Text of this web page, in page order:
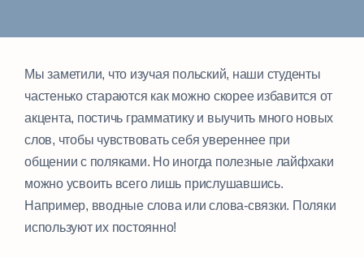
Мы заметили, что изучая польский, наши студенты
частенько стараются как можно скорее избавится от
акцента, постичь грамматику и выучить много новых
слов, чтобы чувствовать себя увереннее при
общении с поляками. Но иногда полезные лайфхаки
можно усвоить всего лишь прислушавшись.
Например, вводные слова или слова-связки. Поляки
используют их постоянно!